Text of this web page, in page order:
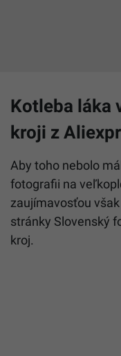
Kotleba láka
kroji z
Aby toho nebolo
fotografii na
zaujímavosťou
stránky Slovenský
kroj.